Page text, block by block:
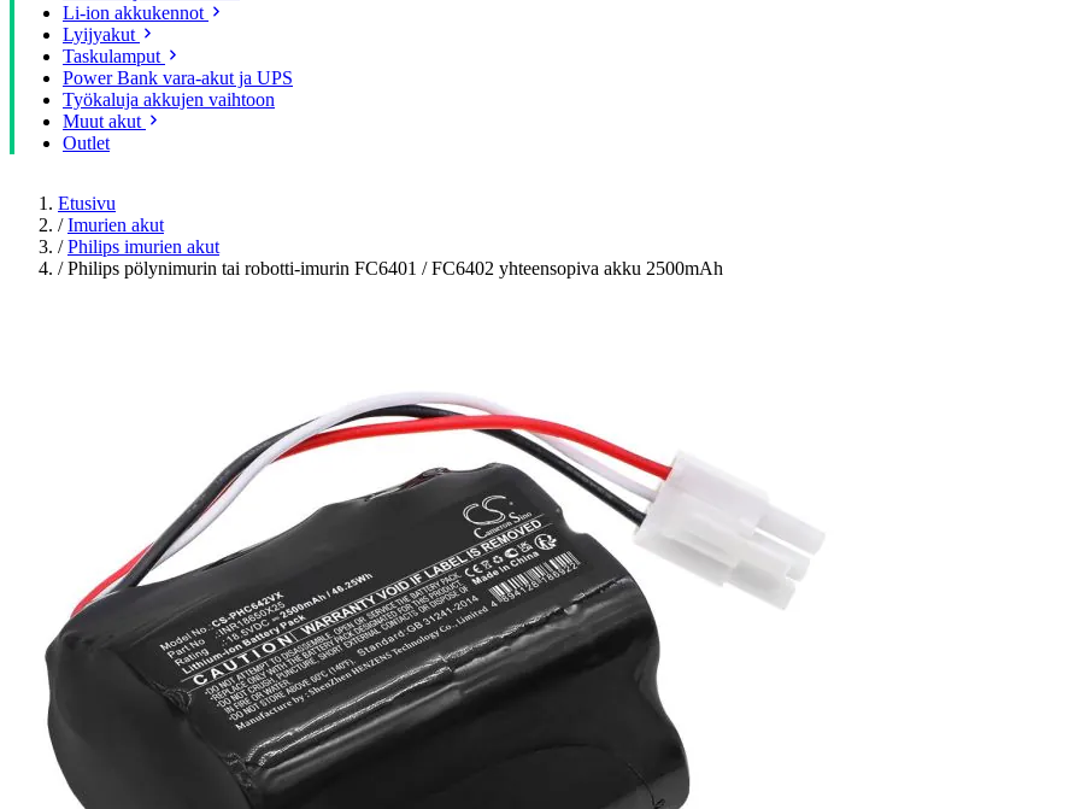
Li-ion akkukennot
Lyijyakut
Taskulamput
Power Bank vara-akut ja UPS
Työkaluja akkujen vaihtoon
Muut akut
Outlet
Etusivu
/ Imurien akut
/ Philips imurien akut
/ Philips pölynimurin tai robotti-imurin FC6401 / FC6402 yhteensopiva akku 2500mAh